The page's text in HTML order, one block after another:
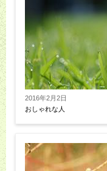
2016年2月2日
おしゃれな人